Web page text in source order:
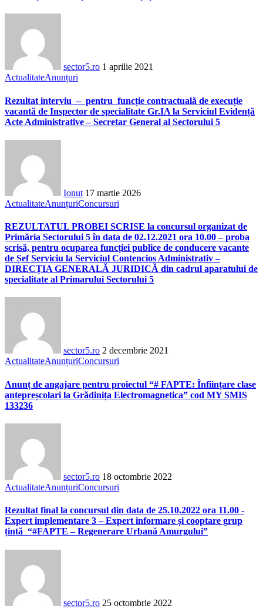
sector5.ro 1 aprilie 2021
ActualitateAnunțuri
Rezultat interviu – pentru funcție contractuală de execuție
vacantă de Inspector de specialitate Gr.IA la Serviciul Evidență
Acte Administrative – Secretar General al Sectorului 5
Ionut 17 martie 2026
ActualitateAnunțuriConcursuri
REZULTATUL PROBEI SCRISE la concursul organizat de
Primăria Sectorului 5 în data de 02.12.2021 ora 10.00 – proba
scrisă, pentru ocuparea funcției publice de conducere vacante
de Șef Serviciu la Serviciul Contencios Administrativ –
DIRECȚIA GENERALĂ JURIDICĂ din cadrul aparatului de
specialitate al Primarului Sectorului 5
sector5.ro 2 decembrie 2021
ActualitateAnunțuriConcursuri
Anunț de angajare pentru proiectul “# FAPTE: Înființare clase
antepreșcolari la Grădinița Electromagnetica” cod MY SMIS
133236
sector5.ro 18 octombrie 2022
ActualitateAnunțuriConcursuri
Rezultat final la concursul din data de 25.10.2022 ora 11.00 -
Expert implementare 3 – Expert informare și cooptare grup
țintă “#FAPTE – Regenerare Urbană Amurgului”
sector5.ro 25 octombrie 2022